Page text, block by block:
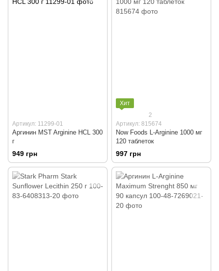
Артикул: 11299-01
Аргинин MST Arginine HCL 300
г
949 грн
Хит
2
Артикул: 815674
Now Foods L-Arginine 1000 мг
120 таблеток
997 грн